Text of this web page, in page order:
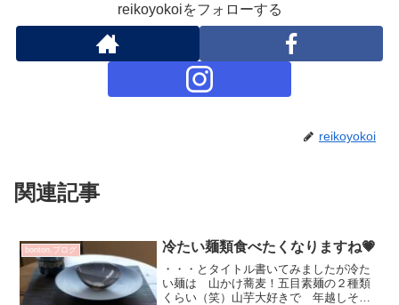
reikoyokoiをフォローする
reikoyokoi
関連記事
bonton.ブログ 冷たい麺類食べたくなりますね💗
・・・とタイトル書いてみましたが冷た
い麺は 山かけ蕎麦！五目素麺の２種類
くらい（笑）山芋大好きで 年越しそば